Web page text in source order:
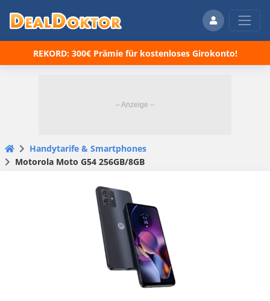
REKORD: 300€ Prämie für kostenloses Girokonto!
Handytarife & Smartphones
Motorola Moto G54 256GB/8GB